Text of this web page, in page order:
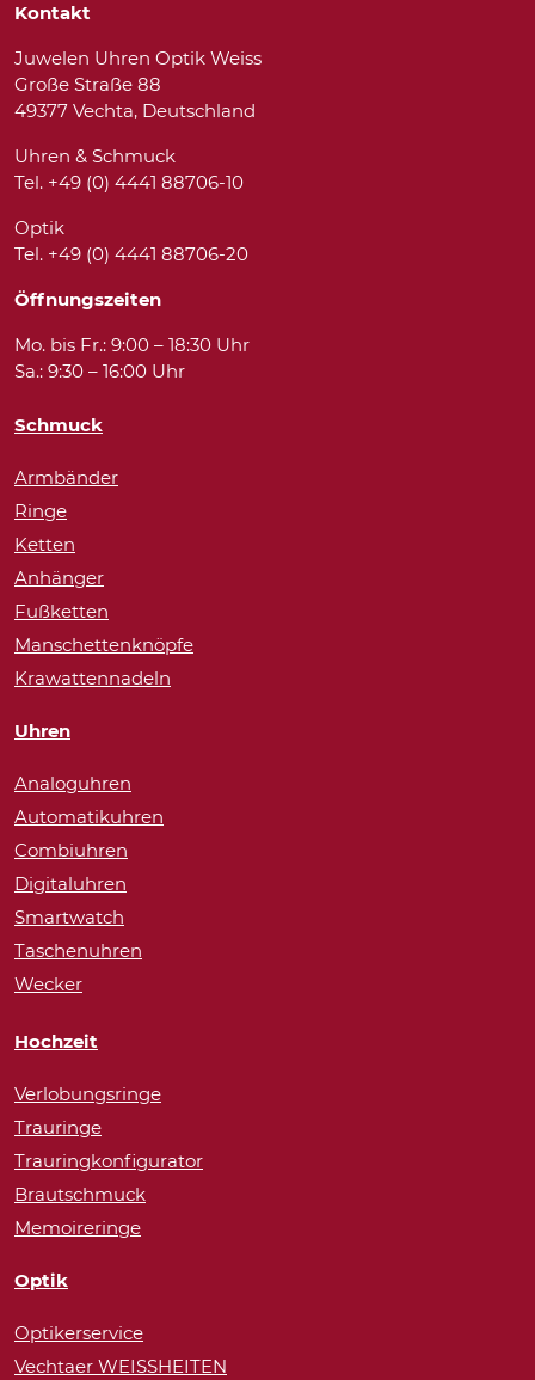
Kontakt
Juwelen Uhren Optik Weiss
Große Straße 88
49377 Vechta, Deutschland
Uhren & Schmuck
Tel. +49 (0) 4441 88706-10
Optik
Tel. +49 (0) 4441 88706-20
Öffnungszeiten
Mo. bis Fr.: 9:00 – 18:30 Uhr
Sa.: 9:30 – 16:00 Uhr
Schmuck
Armbänder
Ringe
Ketten
Anhänger
Fußketten
Manschettenknöpfe
Krawattennadeln
Uhren
Analoguhren
Automatikuhren
Combiuhren
Digitaluhren
Smartwatch
Taschenuhren
Wecker
Hochzeit
Verlobungsringe
Trauringe
Trauringkonfigurator
Brautschmuck
Memoireringe
Optik
Optikerservice
Vechtaer WEISSHEITEN